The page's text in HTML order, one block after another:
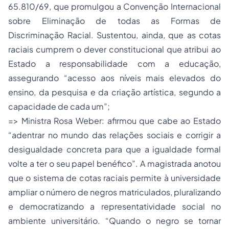
65.810/69, que promulgou a Convenção Internacional
sobre Eliminação de todas as Formas de
Discriminação Racial. Sustentou, ainda, que as cotas
raciais cumprem o dever constitucional que atribui ao
Estado a responsabilidade com a educação,
assegurando “acesso aos níveis mais elevados do
ensino, da pesquisa e da criação artística, segundo a
capacidade de cada um”;
=> Ministra Rosa Weber: afirmou que cabe ao Estado
“adentrar no mundo das relações sociais e corrigir a
desigualdade concreta para que a igualdade formal
volte a ter o seu papel benéfico”. A magistrada anotou
que o sistema de cotas raciais permite à universidade
ampliar o número de negros matriculados, pluralizando
e democratizando a representatividade social no
ambiente universitário. “Quando o negro se tornar